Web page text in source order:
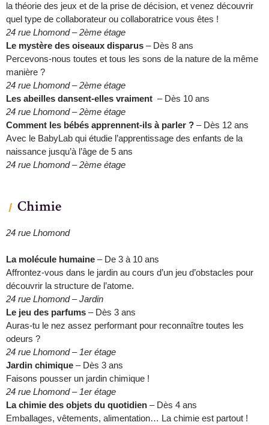
la théorie des jeux et de la prise de décision, et venez découvrir
quel type de collaborateur ou collaboratrice vous êtes !
24 rue Lhomond – 2ème étage
Le mystère des oiseaux disparus – Dès 8 ans
Percevons-nous toutes et tous les sons de la nature de la même
manière ?
24 rue Lhomond – 2ème étage
Les abeilles dansent-elles vraiment – Dès 10 ans
24 rue Lhomond – 2ème étage
Comment les bébés apprennent-ils à parler ? – Dès 12 ans
Avec le BabyLab qui étudie l’apprentissage des enfants de la
naissance jusqu’à l’âge de 5 ans
24 rue Lhomond – 2ème étage
Chimie
24 rue Lhomond
La molécule humaine – De 3 à 10 ans
Affrontez-vous dans le jardin au cours d’un jeu d’obstacles pour
découvrir la structure de l’atome.
24 rue Lhomond – Jardin
Le jeu des parfums – Dès 3 ans
Auras-tu le nez assez performant pour reconnaître toutes les
odeurs ?
24 rue Lhomond – 1er étage
Jardin chimique – Dès 3 ans
Faisons pousser un jardin chimique !
24 rue Lhomond – 1er étage
La chimie des objets du quotidien – Dès 4 ans
Emballages, vêtements, alimentation… La chimie est partout !